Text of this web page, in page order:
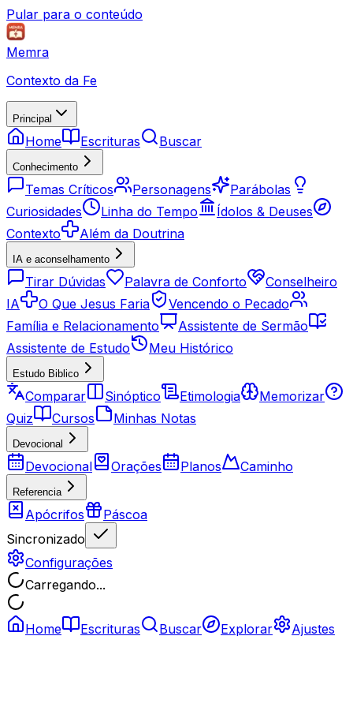
Pular para o conteúdo
Memra
Contexto da Fe
Principal
Home Escrituras Buscar
Conhecimento
Temas Críticos Personagens
Parábolas
Curiosidades
Linha do Tempo
Ídolos & Deuses
Contexto
Além da Doutrina
IA e aconselhamento
Tirar Dúvidas Palavra de Conforto
Conselheiro
IA
O Que Jesus Faria
Vencendo o Pecado
Família e Relacionamento
Assistente de Sermão
Assistente de Estudo
Meu Histórico
Estudo Biblico
Comparar Sinóptico Etimologia
Memorizar
Quiz
Cursos Minhas Notas
Devocional
Devocional Orações Planos Caminho
Referencia
Apócrifos
Páscoa
Sincronizado
Configurações
Carregando...
Home Escrituras Buscar Explorar Ajustes